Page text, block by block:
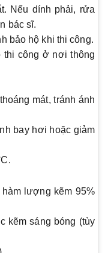
Nếu dính phải, rửa
bác sĩ.
bảo hộ khi thi công.
thi công ở nơi thông
mát, tránh ánh
bay hơi hoặc giảm
lượng kẽm 95%
kẽm sáng bóng (tùy